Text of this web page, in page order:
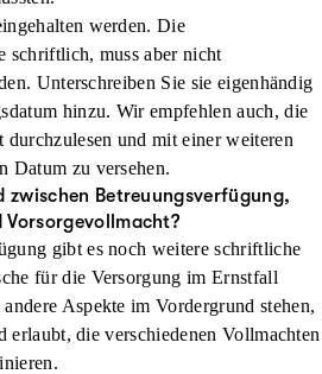
werden. Die
schriftlich, muss aber nicht
Unterschreiben Sie sie eigenhändig
hinzu. Wir empfehlen auch, die
und mit einer weiteren
Datum zu versehen.
zwischen Betreuungsverfügung,
gibt es noch weitere schriftliche
für die Versorgung im Ernstfall
Aspekte im Vordergrund stehen,
erlaubt, die verschiedenen Vollmachten